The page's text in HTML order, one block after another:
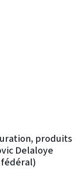
produits
Delaloye